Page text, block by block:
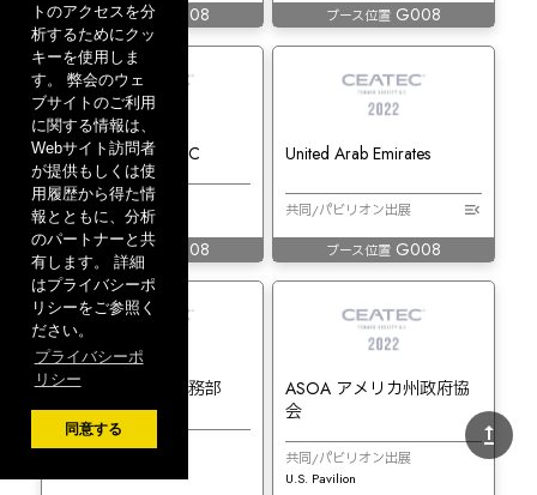
トのアクセスを分
析するためにクッ
キーを使用しま
す。 弊会のウェ
ブサイトのご利用
に関する情報は、
Webサイト訪問者
が提供もしくは使
用履歴から得た情
報とともに、分析
のパートナーと共
有します。 詳細
はプライバシーポ
リシーをご参照く
ださい。
プライバシーポ
リシー
同意する
ブース位置
G008
ブース位置G008
Veehive Tech FZ LLC
共同/パビリオン出展
United Arab Emirates
ブース位置
G008
United Arab Emirates
共同/パビリオン出展
ブース位置G008
アメリカ大使館商務部
共同/パビリオン出展
ASOA アメリカ州政府協
会
共同/パビリオン出展
U.S. Pavilion
upgrade